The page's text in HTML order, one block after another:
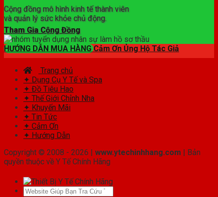
Cộng đồng mô hình kinh tế thành viên
và quản lý sức khỏe chủ động.
Tham Gia Cộng Đồng
HƯỚNG DẪN MUA HÀNG Cảm Ơn Ủng Hộ Tác Giả
Trang chủ
✦ Dụng Cụ Y Tế và Spa
✦ Đồ Tiêu Hao
✦ Thế Giới Chỉnh Nha
✦ Khuyến Mãi
✦ Tin Tức
✦ Cảm Ơn
✦ Hướng Dẫn
Copyright © 2008 - 2026 | www.ytechinhhang.com | Bản
quyền thuộc về Y Tế Chính Hãng
Tìm